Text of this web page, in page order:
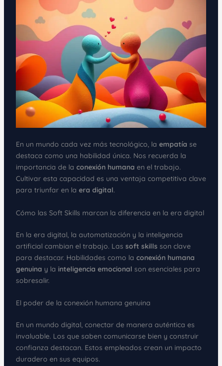
En un mundo cada vez más tecnológico, la empatía se
destaca como una habilidad única. Nos recuerda la
importancia de la conexión humana en el trabajo.
Cultivar esta capacidad es una ventaja competitiva clave
para triunfar en la era digital.
Cómo las Soft Skills marcan la diferencia en la era digital
En la era digital, la automatización y la inteligencia
artificial cambian el trabajo. Las soft skills son clave
para destacar. Habilidades como la conexión humana
genuina y la inteligencia emocional son esenciales para
sobresalir.
El poder de la conexión humana genuina
En un mundo digital, conectar de manera auténtica es
invaluable. Los que saben comunicarse bien y construir
confianza destacan. Estos empleados crean un impacto
duradero en sus equipos.